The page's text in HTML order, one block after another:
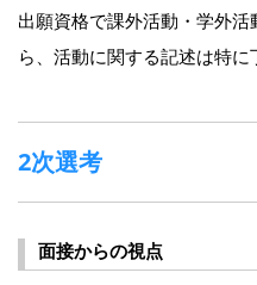
出願資格で課外活動・学外
ら、活動に関する記述は特に
2次選考
面接からの視点